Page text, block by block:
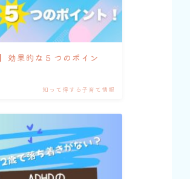
効果的な５つのポイン
知って得する子育て情報